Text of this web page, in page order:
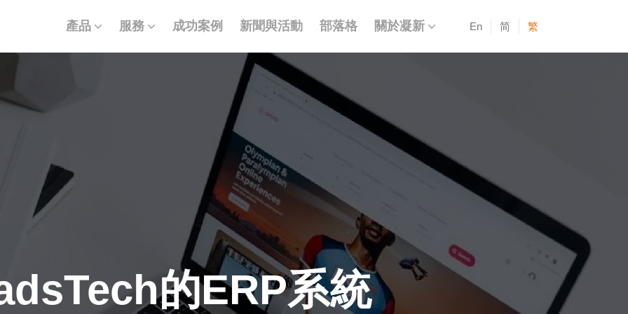
產品 服務 成功案例 新聞與活動 部落格 關於凝新 En 简 繁
的ERP系統